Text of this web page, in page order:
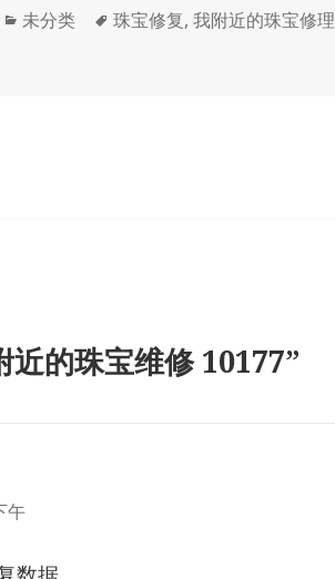
类
未分类
标
珠宝修复, 我附近的珠宝修理
的珠宝维修 10177”
午